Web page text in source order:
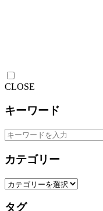
CLOSE
キーワード
カテゴリー
タグ